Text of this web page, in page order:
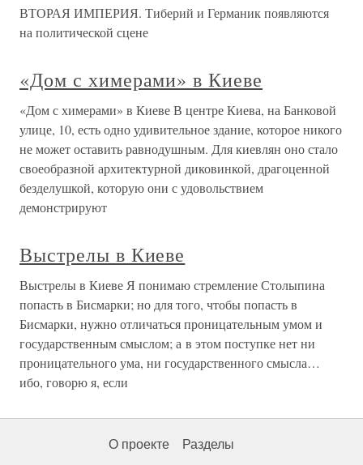
ВТОРАЯ ИМПЕРИЯ. Тиберий и Германик появляются
на политической сцене
«Дом с химерами» в Киеве
«Дом с химерами» в Киеве В центре Киева, на Банковой
улице, 10, есть одно удивительное здание, которое никого
не может оставить равнодушным. Для киевлян оно стало
своеобразной архитектурной диковинкой, драгоценной
безделушкой, которую они с удовольствием
демонстрируют
Выстрелы в Киеве
Выстрелы в Киеве Я понимаю стремление Столыпина
попасть в Бисмарки; но для того, чтобы попасть в
Бисмарки, нужно отличаться проницательным умом и
государственным смыслом; а в этом поступке нет ни
проницательного ума, ни государственного смысла…
ибо, говорю я, если
О проекте Разделы